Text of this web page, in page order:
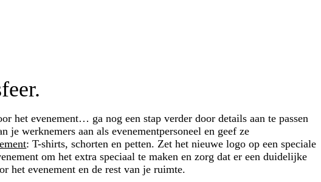
het evenement… ga nog een stap verder door details aan te passen
je werknemers aan als evenementpersoneel en geef ze
: T-shirts, schorten en petten. Zet het nieuwe logo op een speciale
om het extra speciaal te maken en zorg dat er een duidelijke
het evenement en de rest van je ruimte.